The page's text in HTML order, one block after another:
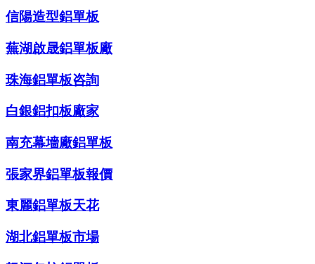
信陽造型鋁單板
蕪湖啟晟鋁單板廠
珠海鋁單板咨詢
白銀鋁扣板廠家
南充幕墻廠鋁單板
張家界鋁單板報價
東麗鋁單板天花
湖北鋁單板市場